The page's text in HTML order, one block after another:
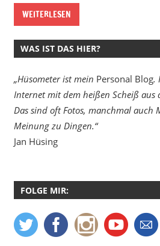
WEITERLESEN
WAS IST DAS HIER?
„Hüsometer ist mein Personal Blog.
Internet mit dem heißen Scheiß
Das sind oft Fotos, manchmal auch
Meinung zu Dingen.“
Jan Hüsing
FOLGE MIR: